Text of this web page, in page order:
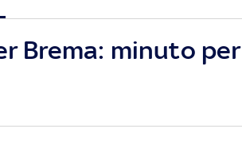
Brema: minuto per